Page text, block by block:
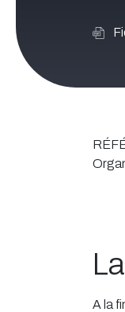
A la